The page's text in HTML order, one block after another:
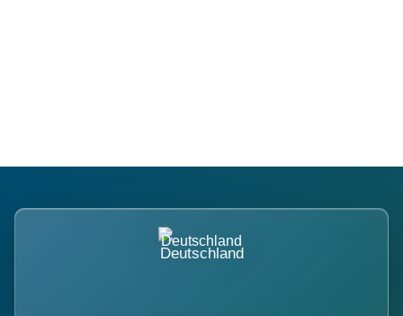
Deutschland